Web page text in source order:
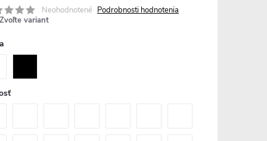
Neohodnotené Podrobnosti hodnotenia
Zvoľte variant